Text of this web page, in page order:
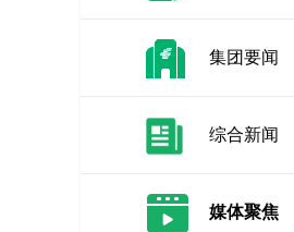
集团要闻
综合新闻
媒体聚焦